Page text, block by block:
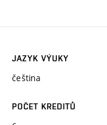
JAZYK VÝUKY
čeština
POČET KREDITŮ